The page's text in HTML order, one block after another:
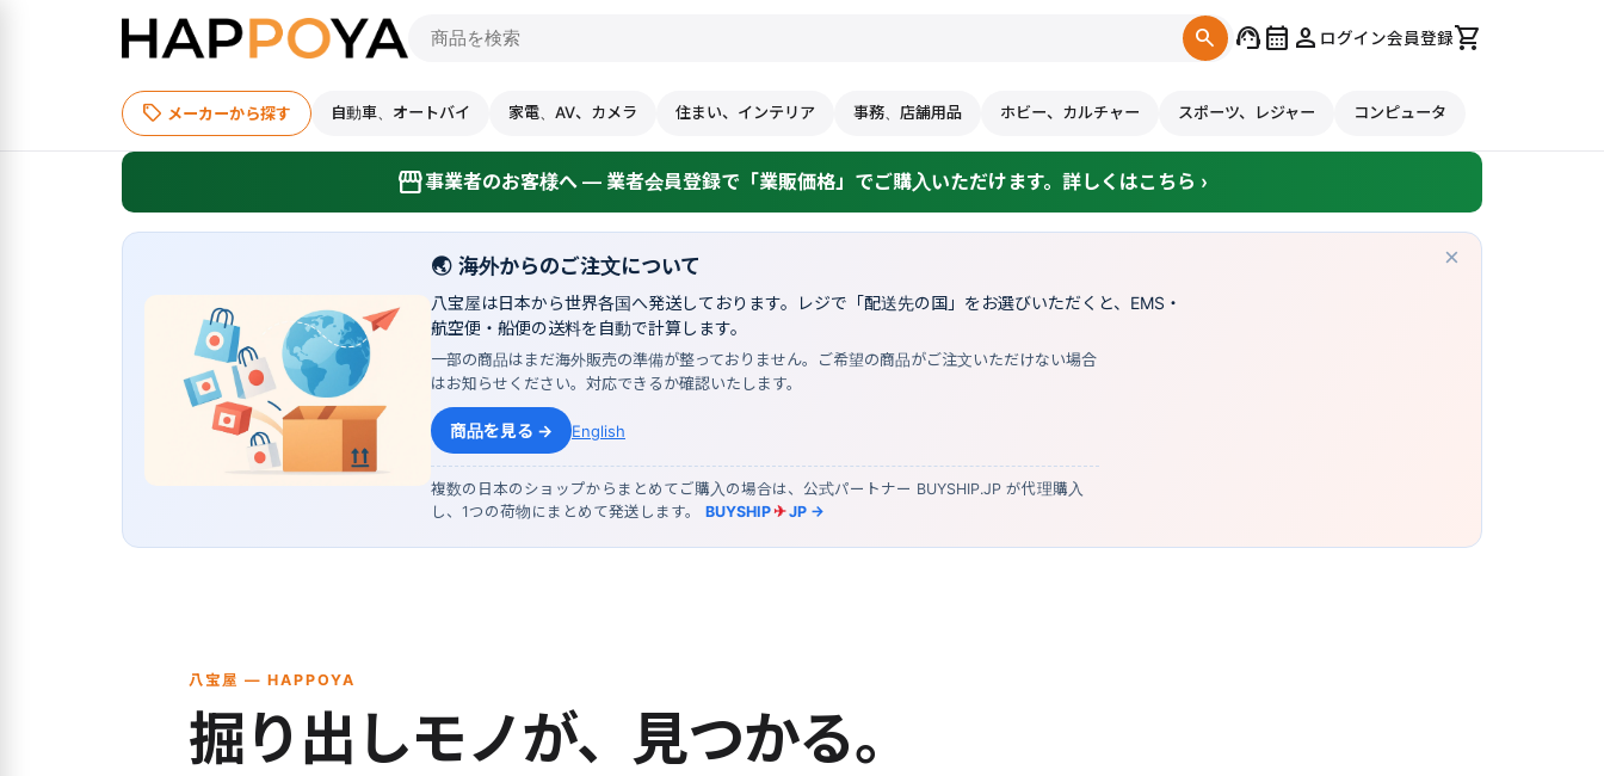
search support_agentcalendar_month person ログイン会員登録shopping_cart
sell メーカーから探す 自動車、オートバイ 家電、AV、カメラ 住まい、インテリア 事務、店舗用品 ホビー、カルチャー スポーツ、レジャー コンピュータ
storefront事業者のお客様へ — 業者会員登録で「業販価格」でご購入いただけます。詳しくはこちら ›
×
🌏 海外からのご注文について
八宝屋は日本から世界各国へ発送しております。レジで「配送先の国」をお選びいただくと、EMS・
航空便・船便の送料を自動で計算します。
一部の商品はまだ海外販売の準備が整っておりません。ご希望の商品がご注文いただけない場合
はお知らせください。対応できるか確認いたします。
商品を見る → English
複数の日本のショップからまとめてご購入の場合は、公式パートナー BUYSHIP.JP が代理購入
し、1つの荷物にまとめて発送します。 BUYSHIP✈JP →
八宝屋 — HAPPOYA
掘り出しモノが、見つかる。